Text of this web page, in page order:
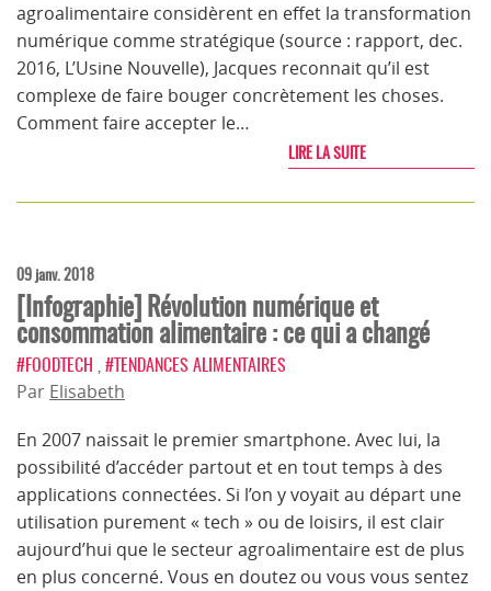
agroalimentaire considèrent en effet la transformation
numérique comme stratégique (source : rapport, dec.
2016, L’Usine Nouvelle), Jacques reconnait qu’il est
complexe de faire bouger concrètement les choses.
Comment faire accepter le…
LIRE LA SUITE
09 janv. 2018
[Infographie] Révolution numérique et
consommation alimentaire : ce qui a changé
#FOODTECH #TENDANCES ALIMENTAIRES
Par Elisabeth
En 2007 naissait le premier smartphone. Avec lui, la
possibilité d’accéder partout et en tout temps à des
applications connectées. Si l’on y voyait au départ une
utilisation purement « tech » ou de loisirs, il est clair
aujourd’hui que le secteur agroalimentaire est de plus
en plus concerné. Vous en doutez ou vous vous sentez